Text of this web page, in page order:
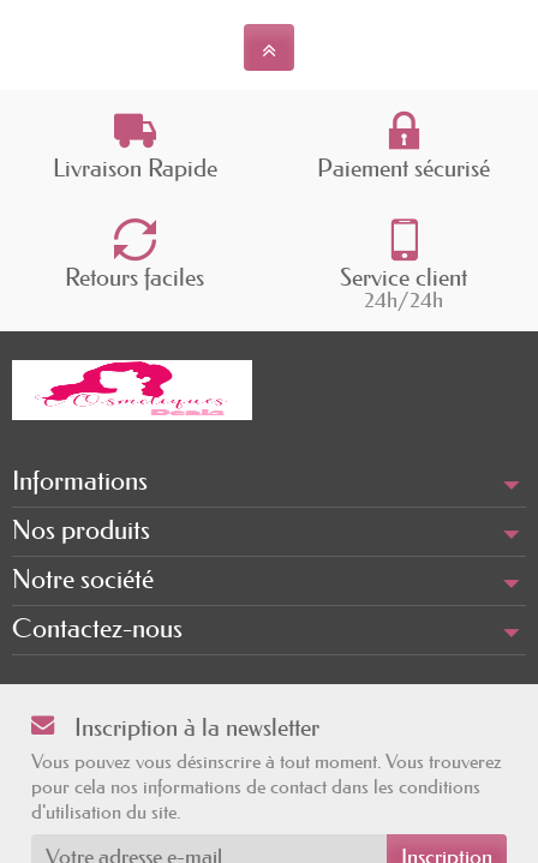
Livraison Rapide Paiement sécurisé
Retours faciles Service client
24h/24h
Informations
Nos produits
Notre société
Contactez-nous
Inscription à la newsletter
Vous pouvez vous désinscrire à tout moment. Vous trouverez
pour cela nos informations de contact dans les conditions
d'utilisation du site.